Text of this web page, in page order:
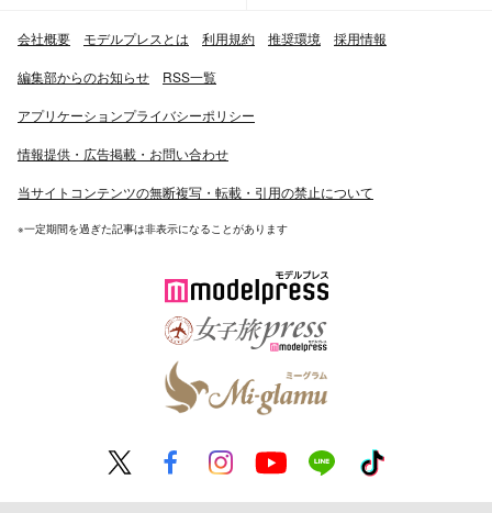
会社概要 モデルプレスとは 利用規約 推奨環境 採用情報
編集部からのお知らせ RSS一覧
アプリケーションプライバシーポリシー
情報提供・広告掲載・お問い合わせ
当サイトコンテンツの無断複写・転載・引用の禁止について
※一定期間を過ぎた記事は非表示になることがあります